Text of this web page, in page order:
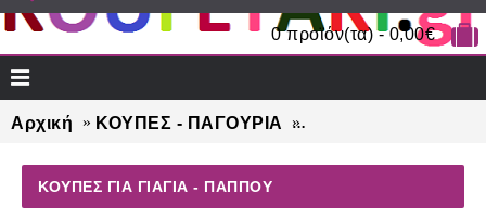
0 προϊόν(τα) - 0,00€
Αρχική ΚΟΥΠΕΣ - ΠΑΓΟΥΡΙΑ
ΚΟΥΠΕΣ ΓΙΑ ΓΙΑΓΙΑ - ΠΑΠΠΟΥ